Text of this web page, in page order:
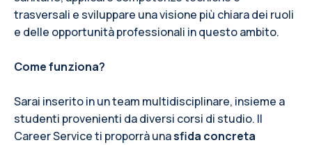
trasversali e sviluppare una visione più chiara dei ruoli
e delle opportunità professionali in questo ambito.
Come funziona?
Sarai inserito in un team multidisciplinare, insieme a
studenti provenienti da diversi corsi di studio. Il
Career Service ti proporrà unasfida concreta